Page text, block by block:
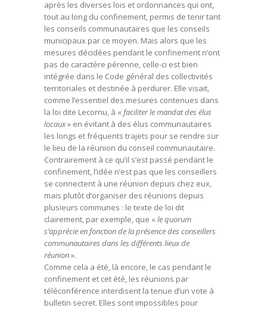
après les diverses lois et ordonnances qui ont,
tout au long du confinement, permis de tenir tant
les conseils communautaires que les conseils
municipaux par ce moyen. Mais alors que les
mesures décidées pendant le confinement n’ont
pas de caractère pérenne, celle-ci est bien
intégrée dans le Code général des collectivités
territoriales et destinée à perdurer. Elle visait,
comme l’essentiel des mesures contenues dans
la loi dite Lecornu, à « faciliter le mandat des élus
locaux» en évitant à des élus communautaires
les longs et fréquents trajets pour se rendre sur
le lieu de la réunion du conseil communautaire.
Contrairement à ce qu’il s’est passé pendant le
confinement, l’idée n’est pas que les conseillers
se connectent à une réunion depuis chez eux,
mais plutôt d’organiser des réunions depuis
plusieurs communes : le texte de loi dit
clairement, par exemple, que « le quorum
s’apprécie en fonction de la présence des conseillers
communautaires dans les différents lieux de
réunion».
Comme cela a été, là encore, le cas pendant le
confinement et cet été, les réunions par
téléconférence interdisent la tenue d’un vote à
bulletin secret. Elles sont impossibles pour